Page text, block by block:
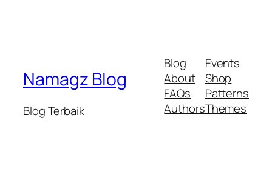
Namagz Blog
Blog Terbaik
Blog
About
FAQs
Authors
Events
Shop
Patterns
Themes